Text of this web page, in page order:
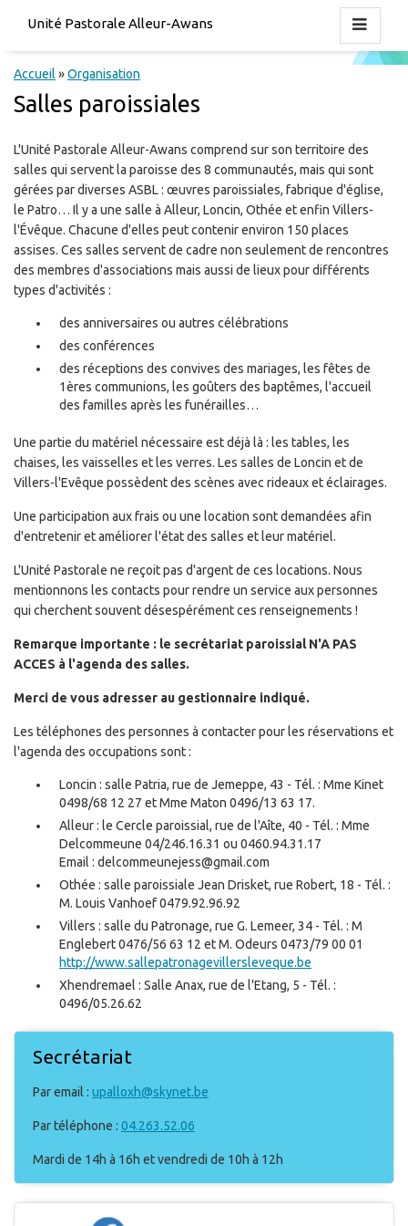
Unité Pastorale Alleur-Awans
Accueil »Organisation
Salles paroissiales
L'Unité Pastorale Alleur-Awans comprend sur son territoire des
salles qui servent la paroisse des 8 communautés, mais qui sont
gérées par diverses ASBL : œuvres paroissiales, fabrique d'église,
le Patro… Il y a une salle à Alleur, Loncin, Othée et enfin Villers-
l'Évêque. Chacune d'elles peut contenir environ 150 places
assises. Ces salles servent de cadre non seulement de rencontres
des membres d'associations mais aussi de lieux pour différents
types d'activités :
des anniversaires ou autres célébrations
des conférences
des réceptions des convives des mariages, les fêtes de
1ères communions, les goûters des baptêmes, l'accueil
des familles après les funérailles…
Une partie du matériel nécessaire est déjà là : les tables, les
chaises, les vaisselles et les verres. Les salles de Loncin et de
Villers-l'Evêque possèdent des scènes avec rideaux et éclairages.
Une participation aux frais ou une location sont demandées afin
d'entretenir et améliorer l'état des salles et leur matériel.
L'Unité Pastorale ne reçoit pas d'argent de ces locations. Nous
mentionnons les contacts pour rendre un service aux personnes
qui cherchent souvent désespérément ces renseignements !
Remarque importante : le secrétariat paroissial N'A PAS
ACCES à l'agenda des salles.
Merci de vous adresser au gestionnaire indiqué.
Les téléphones des personnes à contacter pour les réservations et
l'agenda des occupations sont :
Loncin : salle Patria, rue de Jemeppe, 43 - Tél. : Mme Kinet
0498/68 12 27 et Mme Maton 0496/13 63 17.
Alleur : le Cercle paroissial, rue de l'Aîte, 40 - Tél. : Mme
Delcommeune 04/246.16.31 ou 0460.94.31.17
Email : delcommeunejess@gmail.com
Othée : salle paroissiale Jean Drisket, rue Robert, 18 - Tél. :
M. Louis Vanhoef 0479.92.96.92
Villers : salle du Patronage, rue G. Lemeer, 34 - Tél. : M
Englebert 0476/56 63 12 et M. Odeurs 0473/79 00 01
http://www.sallepatronagevillersleveque.be
Xhendremael : Salle Anax, rue de l'Etang, 5 - Tél. :
0496/05.26.62
Secrétariat
Par email : upalloxh@skynet.be
Par téléphone : 04.263.52.06
Mardi de 14h à 16h et vendredi de 10h à 12h